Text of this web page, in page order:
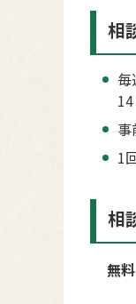
相
1
相
無料